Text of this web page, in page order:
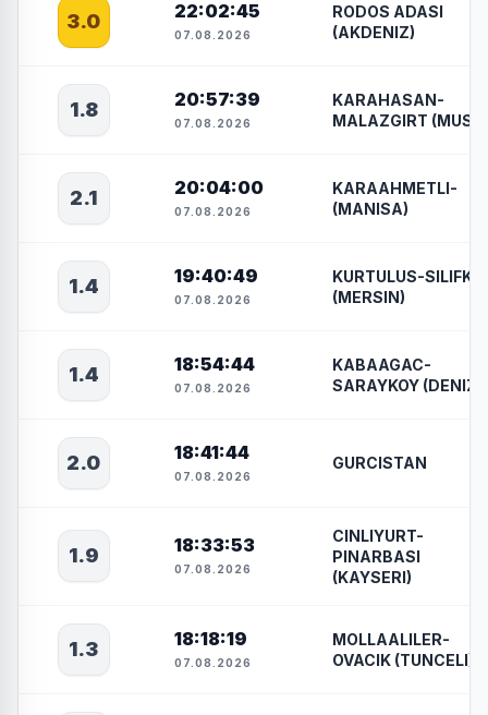
3.0 22:02:45
07.08.2026
RODOS ADASI
(AKDENIZ)
1.8 20:57:39
07.08.2026
KARAHASAN-
MALAZGIRT (MUS)
2.1 20:04:00
07.08.2026
KARAAHMETLI-
(MANISA)
1.4 19:40:49
07.08.2026
KURTULUS-SILIFKE
(MERSIN)
1.4 18:54:44
07.08.2026
KABAAGAC-
SARAYKOY
2.0 18:41:44
07.08.2026
GURCISTAN
1.9 18:33:53
07.08.2026
CINLIYURT-
PINARBASI
(KAYSERI)
1.3 18:18:19
07.08.2026
MOLLAALILER-
OVACIK (TUNCELI)